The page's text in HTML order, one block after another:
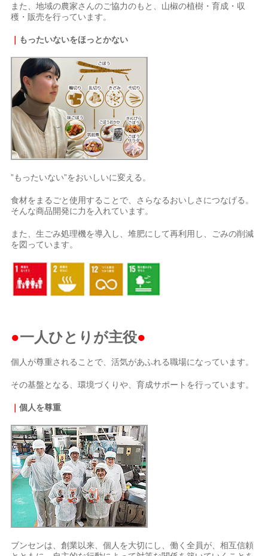
また、地域の農家さんのご協力のもと、山椒の植樹・育成・収
穫・販売を行っています。
もったいないをほっとかない
”もったいない”をおいしいに変える。
食材をまるごと使用することで、さらなるおいしさにつなげる。
そんな商品開発に力を入れています。
また、生ごみ処理機を導入し、堆肥にして再利用し、ごみの削減
を図っています。
●一人ひとりが主役●
個人が尊重されることで、活気があふれる職場になっています。
その基盤となる、環境づくりや、育成サポートを行っています。
｜個人を尊重
ブンセンは、創業以来、個人を大切にし、働く全員が、相互信頼